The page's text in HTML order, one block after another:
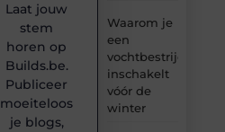
Waarom je
een
inschakelt
vóór de
winter
Laat jouw
stem
horen op
Builds.be.
Publiceer
moeiteloos
je blogs,